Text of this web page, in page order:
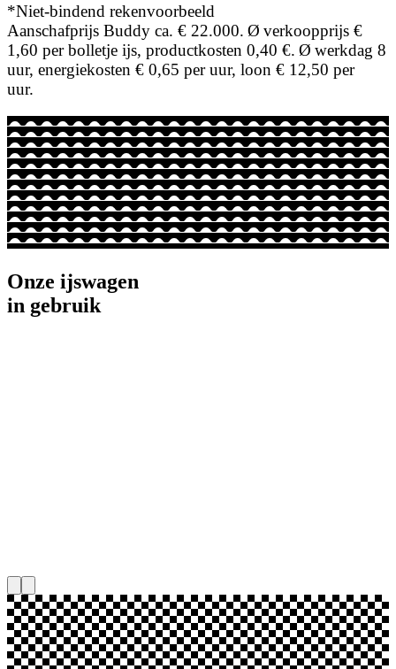
*Niet-bindend rekenvoorbeeld
Aanschafprijs Buddy ca. € 22.000. Ø verkoopprijs €
1,60 per bolletje ijs, productkosten 0,40 €. Ø werkdag 8
uur, energiekosten € 0,65 per uur, loon € 12,50 per
uur.
Onze ijswagen
in gebruik